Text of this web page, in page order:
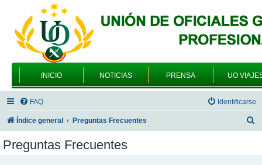
INICIO NOTICIAS PRENSA UO
FAQ Identificarse
Índice general Preguntas Frecuentes
Preguntas Frecuentes